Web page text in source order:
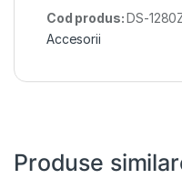
Cod produs:DS-
Accesorii
Produse